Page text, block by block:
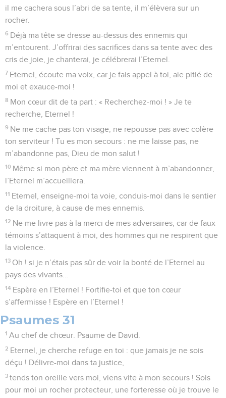
il me cachera sous l’abri de sa tente, il m’élèvera sur un
rocher.
6 Déjà ma tête se dresse au-dessus des ennemis qui
m’entourent. J’offrirai des sacrifices dans sa tente avec des
cris de joie, je chanterai, je célébrerai l’Eternel.
7 Eternel, écoute ma voix, car je fais appel à toi, aie pitié de
moi et exauce-moi !
8 Mon cœur dit de ta part : « Recherchez-moi ! » Je te
recherche, Eternel !
9 Ne me cache pas ton visage, ne repousse pas avec colère
ton serviteur ! Tu es mon secours : ne me laisse pas, ne
m’abandonne pas, Dieu de mon salut !
10 Même si mon père et ma mère viennent à m’abandonner,
l’Eternel m’accueillera.
11 Eternel, enseigne-moi ta voie, conduis-moi dans le sentier
de la droiture, à cause de mes ennemis.
12 Ne me livre pas à la merci de mes adversaires, car de faux
témoins s’attaquent à moi, des hommes qui ne respirent que
la violence.
13 Oh ! si je n’étais pas sûr de voir la bonté de l’Eternel au
pays des vivants…
14 Espère en l’Eternel ! Fortifie-toi et que ton cœur
s’affermisse ! Espère en l’Eternel !
Psaumes 31
1 Au chef de chœur. Psaume de David.
2 Eternel, je cherche refuge en toi : que jamais je ne sois
déçu ! Délivre-moi dans ta justice,
3 tends ton oreille vers moi, viens vite à mon secours ! Sois
pour moi un rocher protecteur, une forteresse où je trouve le